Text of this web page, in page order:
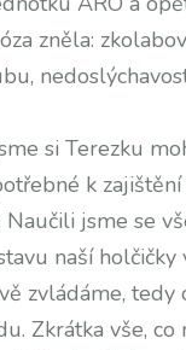
zněla:
si Terezku
k
jsme se
naší
zvládáme,
Zkrátka vše,